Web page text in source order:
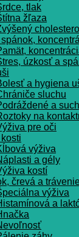
tlak
žľaza
cholesterol
spánok,
úzkosť a
a hygiena
sluchu
a
na
pre oči
výživa
a gély
kostí
črevá a
výživa
a